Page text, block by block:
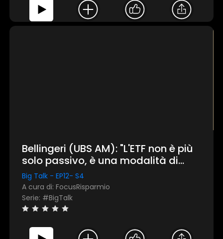
Bellingeri (UBS AM): "L'ETF non è più
solo passivo, è una modalità di
accesso"
Big Talk - EP12- S4
A cura di: FocusRisparmio
Serie: #BigTalk